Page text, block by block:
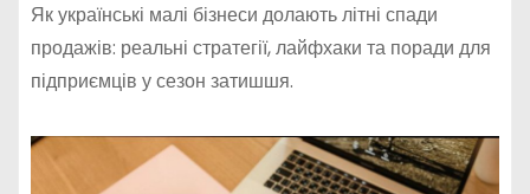
Як українські малі бізнеси долають літні спади
продажів: реальні стратегії, лайфхаки та поради для
підприємців у сезон затишшя.